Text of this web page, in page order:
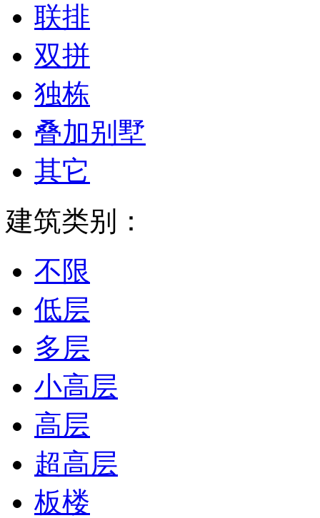
联排
双拼
独栋
叠加别墅
其它
建筑类别：
不限
低层
多层
小高层
高层
超高层
板楼